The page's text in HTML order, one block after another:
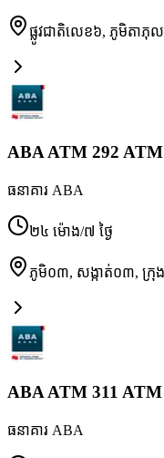
ផ្លូវជាតិលេខ៦, ភូមិតាភុ
ABA ATM 292 ATM
ធនាគារ ABA
២៤ ម៉ោង/៧ ថ្ងៃ
ភូមិ០៣, សង្កាត់០៣, ក្រុ
ABA ATM 311 ATM
ធនាគារ ABA